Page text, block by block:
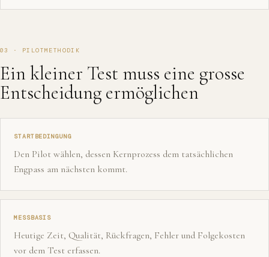
03 · PILOTMETHODIK
Ein kleiner Test muss eine grosse
Entscheidung ermöglichen
STARTBEDINGUNG
Den Pilot wählen, dessen Kernprozess dem tatsächlichen
Engpass am nächsten kommt.
MESSBASIS
Heutige Zeit, Qualität, Rückfragen, Fehler und Folgekosten
vor dem Test erfassen.